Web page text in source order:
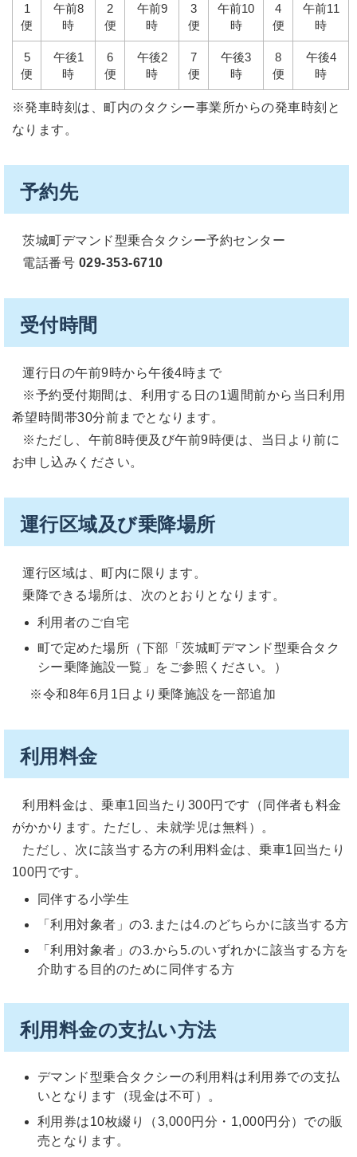
1
便
午前8
時
2
便
午前9
時
3
便
午前10
時
4
便
午前11
時
5
便
午後1
時
6
便
午後2
時
7
便
午後3
時
8
便
午後4
時
※発車時刻は、町内のタクシー事業所からの発車時刻と
なります。
予約先
茨城町デマンド型乗合タクシー予約センター
電話番号 029-353-6710
受付時間
運行日の午前9時から午後4時まで
※予約受付期間は、利用する日の1週間前から当日利用
希望時間帯30分前までとなります。
※ただし、午前8時便及び午前9時便は、当日より前に
お申し込みください。
運行区域及び乗降場所
運行区域は、町内に限ります。
乗降できる場所は、次のとおりとなります。
利用者のご自宅
町で定めた場所（下部「茨城町デマンド型乗合タク
シー乗降施設一覧」をご参照ください。）
※令和8年6月1日より乗降施設を一部追加
利用料金
利用料金は、乗車1回当たり300円です（同伴者も料金
がかかります。ただし、未就学児は無料）。
ただし、次に該当する方の利用料金は、乗車1回当たり
100円です。
同伴する小学生
「利用対象者」の3.または4.のどちらかに該当する方
「利用対象者」の3.から5.のいずれかに該当する方を
介助する目的のために同伴する方
利用料金の支払い方法
デマンド型乗合タクシーの利用料は利用券での支払
いとなります（現金は不可）。
利用券は10枚綴り（3,000円分・1,000円分）での販
売となります。